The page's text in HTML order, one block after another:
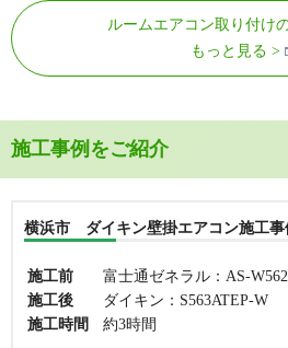
ルームエアコン取り付け
もっと見る
施工事例をご紹介
横浜市 ダイキン壁掛エアコン施工事
施工前
富士通ゼネラル：AS-
施工後
ダイキン：S563ATEP-W
施工時間
約3時間